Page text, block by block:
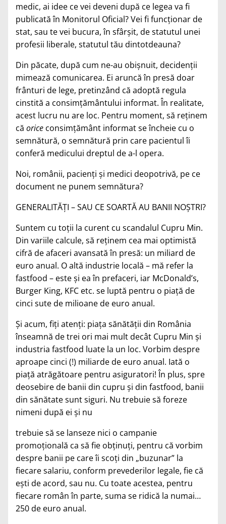
medic, ai idee ce vei deveni după ce legea va fi
publicată în Monitorul Oficial? Vei fi funcţionar de
stat, sau te vei bucura, în sfârşit, de statutul unei
profesii liberale, statutul tău dintotdeauna?
Din păcate, după cum ne-au obişnuit, decidenţii
mimează comunicarea. Ei aruncă în presă doar
frânturi de lege, pretinzând că adoptă regula
cinstită a consimţământului informat. În realitate,
acest lucru nu are loc. Pentru moment, să reţinem
că orice consimţământ informat se încheie cu o
semnătură, o semnătură prin care pacientul îi
conferă medicului dreptul de a-l opera.
Noi, românii, pacienţi şi medici deopotrivă, pe ce
document ne punem semnătura?
GENERALITĂŢI – SAU CE SOARTĂ AU BANII NOŞTRI?
Suntem cu toţii la curent cu scandalul Cupru Min.
Din variile calcule, să reţinem cea mai optimistă
cifră de afaceri avansată în presă: un miliard de
euro anual. O altă industrie locală – mă refer la
fastfood – este şi ea în prefaceri, iar McDonald’s,
Burger King, KFC etc. se luptă pentru o piaţă de
cinci sute de milioane de euro anual.
Şi acum, fiţi atenţi: piaţa sănătăţii din România
înseamnă de trei ori mai mult decât Cupru Min şi
industria fastfood luate la un loc. Vorbim despre
aproape cinci (!) miliarde de euro anual. Iată o
piaţă atrăgătoare pentru asiguratori! În plus, spre
deosebire de banii din cupru şi din fastfood, banii
din sănătate sunt siguri. Nu trebuie să foreze
nimeni după ei şi nu
trebuie să se lanseze nici o campanie
promoţională ca să fie obţinuţi, pentru că vorbim
despre banii pe care îi scoţi din „buzunar” la
fiecare salariu, conform prevederilor legale, fie că
eşti de acord, sau nu. Cu toate acestea, pentru
fiecare român în parte, suma se ridică la numai…
250 de euro anual.